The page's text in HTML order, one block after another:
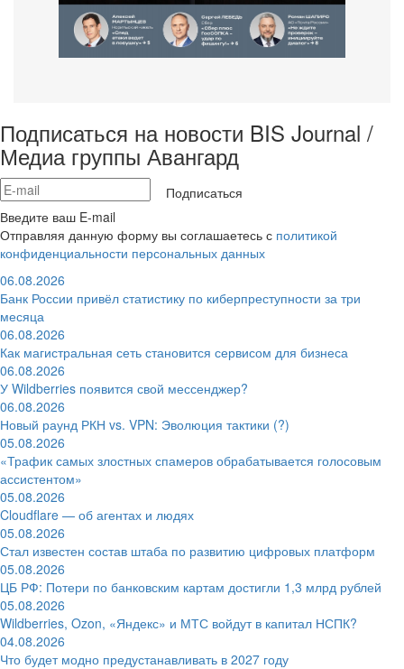
Подписаться на новости BIS Journal /
Медиа группы Авангард
Подписаться
Введите ваш E-mail
Отправляя данную форму вы соглашаетесь с политикой
конфиденциальности персональных данных
06.08.2026
Банк России привёл статистику по киберпреступности за три
месяца
06.08.2026
Как магистральная сеть становится сервисом для бизнеса
06.08.2026
У Wildberries появится свой мессенджер?
06.08.2026
Новый раунд РКН vs. VPN: Эволюция тактики (?)
05.08.2026
«Трафик самых злостных спамеров обрабатывается голосовым
ассистентом»
05.08.2026
Cloudflare — об агентах и людях
05.08.2026
Стал известен состав штаба по развитию цифровых платформ
05.08.2026
ЦБ РФ: Потери по банковским картам достигли 1,3 млрд рублей
05.08.2026
Wildberries, Ozon, «Яндекс» и МТС войдут в капитал НСПК?
04.08.2026
Что будет модно предустанавливать в 2027 году